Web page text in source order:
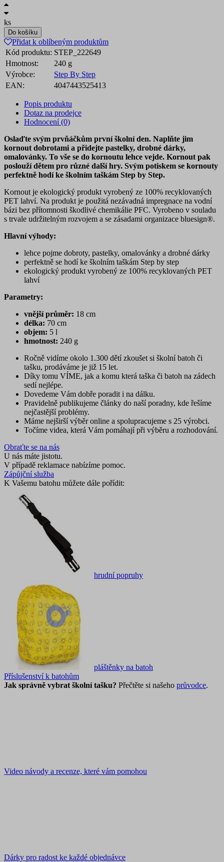
ks
Do košíku
Přidat k oblíbeným produktům
Kód produktu: STEP_222649
Hmotnost:
240 g
Výrobce:
Step By Step
EAN:
4047443525413
Popis produktu
Dotaz na prodejce
Hodnocení (0)
Oslaďte svým prvňáčkům první školní den. Naplňte jim
kornout dobrotami a přidejte pastelky, drobné dárky,
omalovánky. To vše se do kornoutu lehce vejde. Kornout pak
poslouží dětem pro různé další hry. Svým potiskem se kornouty
perfektně hodí ke školním taškám Step by Step.
Kornout je ekologický produkt vyrobený ze 100% recyklovaných
PET lahví. Na produkt je použitá nezávadná impregnace na vodní
bázi bez přítomnosti škodlivé chemikálie PFC. Vyrobeno v souladu
s trvale udržitelným rozvojem a se zásadami organizace bluesign®.
Hlavní výhody:
lehce pojme dobroty, pastelky, omalovánky a drobné dárky
perfektně se hodí ke školním taškám Step by step
ekologický produkt vyrobený ze 100% recyklovaných PET
lahví
Parametry:
vnější průměr: 18 cm
délka: 70 cm
objem: 5 l
hmotnost: 240 g
Ročně vidíme okolo 1.300 dětí zkoušet si školní batoh či
tašku, prodáváme je již 15 let.
Díky tomu VÍME, jak a komu která taška či batoh na zádech
sedí nejlépe.
Dovedeme Vám dobře poradit i na dálku.
Pravidelně publikujeme články do naší poradny, kde řešíme
nejčastější problémy.
Máme nejširší výběr online a spolupracujeme s 25 výrobci.
Točíme videa, která Vám pomáhají při výběru a rozhodování.
Obraťte se na nás
U nás máte jistotu.
V případě reklamace nabízíme pomoc.
Zápůjční služba
K Vašemu batohu můžete dále pořídit:
hrudní popruhy
pláštěnky na batoh
Příslušenství k batohům
Jak správně vybrat školní tašku? Přečtěte si našeho průvodce.
Video návody a recenze, které vám pomohou
Dárky pro radost ke každé objednávce